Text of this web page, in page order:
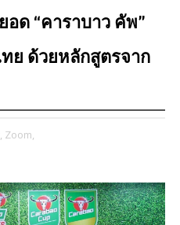
อด “คาราบาว คัพ”
ย ด้วยหลักสูตรจาก
Zoom,